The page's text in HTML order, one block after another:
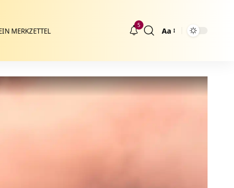
MERKZETTEL
5
Größenänderung
Aa